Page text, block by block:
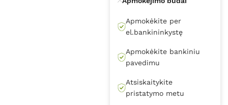
Apmokėkite per
el.bankininkystę
Apmokėkite bankiniu
pavedimu
Atsiskaitykite
pristatymo metu